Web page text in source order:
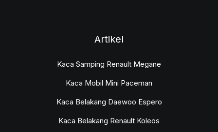
Artikel
Kaca Samping Renault Megane
Kaca Mobil Mini Paceman
Kaca Belakang Daewoo Espero
Kaca Belakang Renault Koleos